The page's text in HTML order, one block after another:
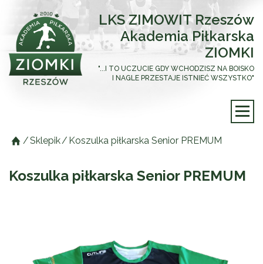
LKS ZIMOWIT Rzeszów
Akademia Piłkarska
ZIOMKI
"...I TO UCZUCIE GDY WCHODZISZ NA BOISKO
I NAGLE PRZESTAJE ISTNIEĆ WSZYSTKO"
/Sklepik/ Koszulka piłkarska Senior PREMUM
Koszulka piłkarska Senior PREMUM